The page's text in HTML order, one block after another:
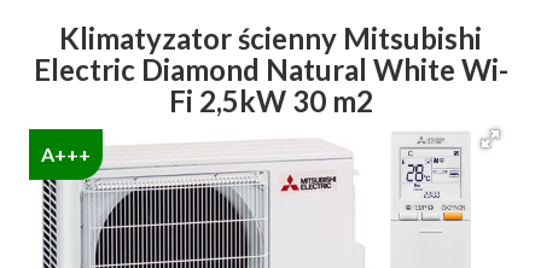
Klimatyzator ścienny Mitsubishi
Electric Diamond Natural White Wi-
Fi 2,5kW 30 m2
A+++